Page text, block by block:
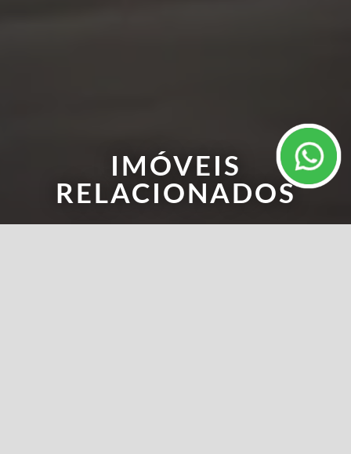
IMÓVEIS
RELACIONADOS